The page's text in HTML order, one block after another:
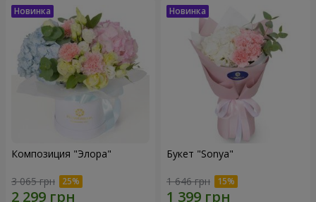
Композиция "Элора"
3 065 грн
Букет "Sonya"
1 646 грн